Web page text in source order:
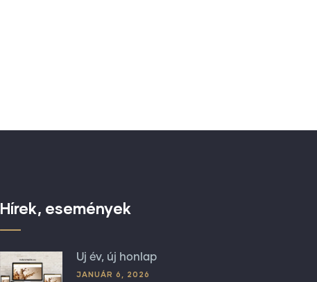
Hírek, események
Új év, új honlap
JANUÁR 6, 2026